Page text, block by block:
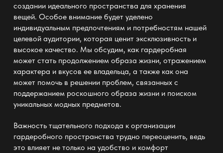
создании идеального пространства для хранения
вещей. Особое внимание будет уделено
индивидуальным предпочтениям и потребностям нашей
целевой аудитории, которая ценит эксклюзивность и
высокое качество. Мы обсудим, как гардеробная
может стать продолжением образа жизни, отражением
характера и вкусов ее владельца, а также как она
может помочь в решении проблем, связанных с
поддержанием роскошного образа жизни и поиском
уникальных модных предметов.
Важность тщательного подхода к организации
гардеробного пространства трудно переоценить, ведь
это влияет не только на удобство и комфорт